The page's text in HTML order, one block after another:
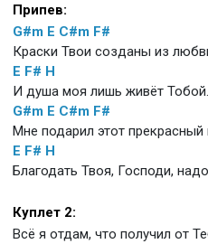
Припев:
G#m E C#m F#
Краски Твои созданы из
E F# H
И душа моя лишь живёт Тобой.
G#m E C#m F#
Мне подарил этот прекрасный
E F# H
Благодать Твоя, Господи,
Куплет 2:
Всё я отдам, что получил от